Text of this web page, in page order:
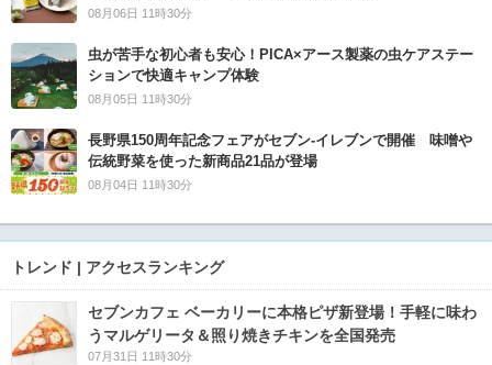
08月06日 11時30分
虫が苦手な初心者も安心！PICA×アース製薬の虫ケアステー
ションで快適キャンプ体験
08月05日 11時30分
長野県150周年記念フェアがセブン-イレブンで開催 味噌や
伝統野菜を使った新商品21品が登場
08月04日 11時30分
トレンド | アクセスランキング
セブンカフェ ベーカリーに本格ピザ新登場！手軽に味わ
うマルゲリータ＆照り焼きチキンを全国発売
07月31日 11時30分